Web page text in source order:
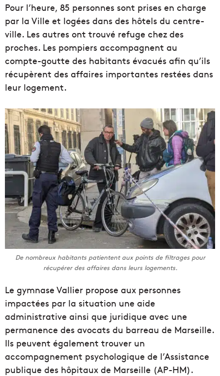
Pour l’heure, 85 personnes sont prises en charge
par la Ville et logées dans des hôtels du centre-
ville. Les autres ont trouvé refuge chez des
proches. Les pompiers accompagnent au
compte-goutte des habitants évacués afin qu’ils
récupèrent des affaires importantes restées dans
leur logement.
De nombreux habitants patientent aux points de filtrages pour
récupérer des affaires dans leurs logements.
Le gymnase Vallier propose aux personnes
impactées par la situation une aide
administrative ainsi que juridique avec une
permanence des avocats du barreau de Marseille.
Ils peuvent également trouver un
accompagnement psychologique de l’Assistance
publique des hôpitaux de Marseille (AP-HM).